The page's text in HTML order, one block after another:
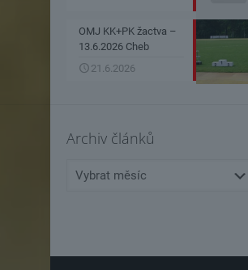
OMJ KK+PK žactva –
13.6.2026 Cheb
21.6.2026
Archiv článků
článků